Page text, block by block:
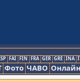
FAI FIN FRA GER GRE INA
Фото ЧАВО